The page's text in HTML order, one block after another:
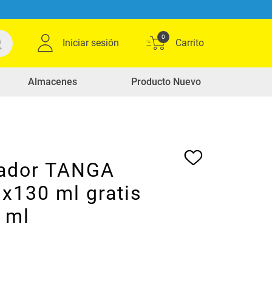
Iniciar sesión
0
Almacenes Producto Nuevo
TANGA
ml gratis